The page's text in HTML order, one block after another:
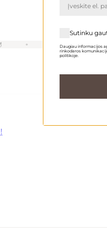
Šiuo laikotarpiu
Sutinku
Daugiau informacijos
rinkodaros
politikoje.